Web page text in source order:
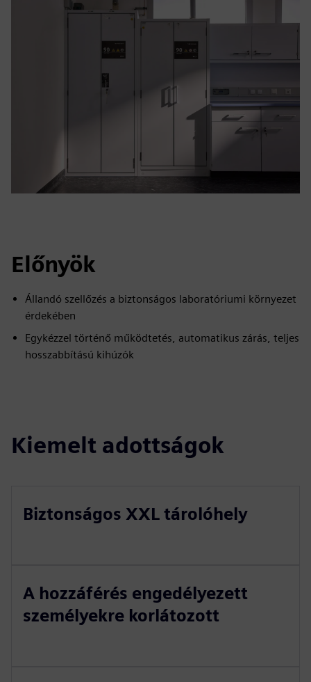
Előnyök
Állandó szellőzés a biztonságos laboratóriumi környezet
érdekében
Egykézzel történő működtetés, automatikus zárás, teljes
hosszabbítású kihúzók
Kiemelt adottságok
Biztonságos XXL tárolóhely
A hozzáférés engedélyezett
személyekre korlátozott